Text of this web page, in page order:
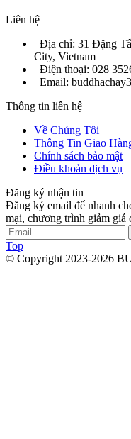
Liên hệ
Địa chỉ: 31 Đặng
City, Vietnam
Điện thoại: 028
Email:
Thông tin liên hệ
Về Chúng Tôi
Thông Tin Giao
Chính sách bảo mật
Điều khoản dịch vụ
Đăng ký nhận tin
Đăng ký email để nhanh
mại, chương trình giảm giá
Top
© Copyright 2023-2026